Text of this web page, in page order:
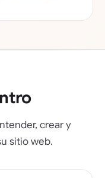
crear y
sitio web.